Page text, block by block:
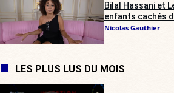
Bilal Hassani et
enfants cachés
Nicolas Gauthier
LES PLUS LUS DU MOIS